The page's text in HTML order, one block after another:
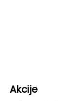
Akcije